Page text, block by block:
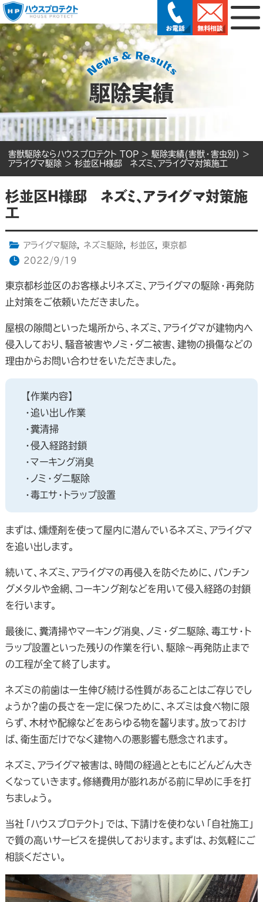
駆除実績
害獣駆除ならハウスプロテクト TOP > 駆除実績(害獣・害虫別) >
アライグマ駆除 > 杉並区H様邸 ネズミ、アライグマ対策施工
杉並区H様邸 ネズミ、アライグマ対策施
工
アライグマ駆除, ネズミ駆除, 杉並区 ,
東京都
2022/9/19
東京都杉並区のお客様よりネズミ、アライグマの駆除・再発防
止対策をご依頼いただきました。
屋根の隙間といった場所から、ネズミ、アライグマが建物内へ
侵入しており、騒音被害やノミ・ダニ被害、建物の損傷などの
理由からお問い合わせをいただきました。
【作業内容】
・追い出し作業
・糞清掃
・侵入経路封鎖
・マーキング消臭
・ノミ・ダニ駆除
・毒エサ・トラップ設置
まずは、燻煙剤を使って屋内に潜んでいるネズミ、アライグマ
を追い出します。
続いて、ネズミ、アライグマの再侵入を防ぐために、パンチン
グメタルや金網、コーキング剤などを用いて侵入経路の封鎖
を行います。
最後に、糞清掃やマーキング消臭、ノミ・ダニ駆除、毒エサ・ト
ラップ設置といった残りの作業を行い、駆除～再発防止まで
の工程が全て終了します。
ネズミの前歯は一生伸び続ける性質があることはご存じでし
ょうか？歯の長さを一定に保つために、ネズミは食べ物に限
らず、木材や配線などをあらゆる物を齧ります。放っておけ
ば、衛生面だけでなく建物への悪影響も懸念されます。
ネズミ、アライグマ被害は、時間の経過とともにどんどん大き
くなっていきます。修繕費用が膨れあがる前に早めに手を打
ちましょう。
当社「ハウスプロテクト」では、下請けを使わない「自社施工」
で質の高いサービスを提供しております。まずは、お気軽にご
相談ください。